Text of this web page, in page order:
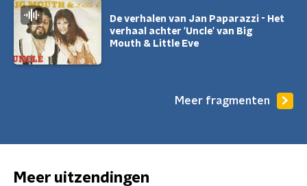
De verhalen van Jan Paparazzi - Het
verhaal achter 'Uncle' van Big
Mouth & Little Eve
Meer fragmenten
Meer uitzendingen